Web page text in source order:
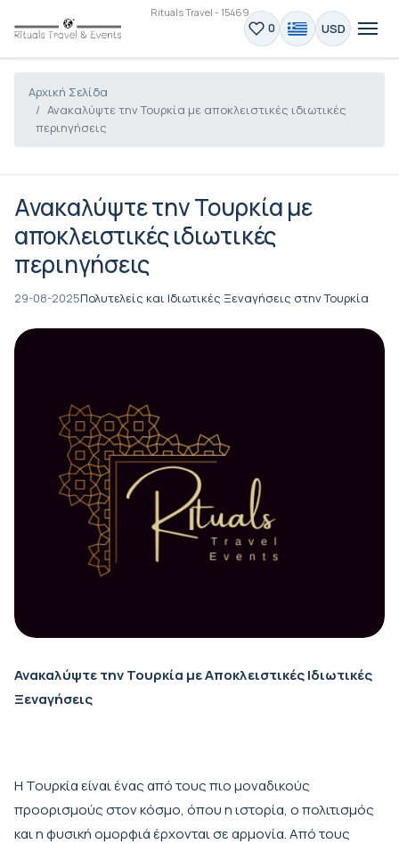
Rituals Travel - 15469
0 USD
Αρχική Σελίδα
Ανακαλύψτε την Τουρκία με αποκλειστικές ιδιωτικές
περιηγήσεις
Ανακαλύψτε την Τουρκία με
αποκλειστικές ιδιωτικές
περιηγήσεις
29-08-2025Πολυτελείς και Ιδιωτικές Ξεναγήσεις στην Τουρκία
Ανακαλύψτε την Τουρκία με Αποκλειστικές Ιδιωτικές
Ξεναγήσεις
Η Τουρκία είναι ένας από τους πιο μοναδικούς
προορισμούς στον κόσμο, όπου η ιστορία, ο πολιτισμός
και η φυσική ομορφιά έρχονται σε αρμονία. Από τους